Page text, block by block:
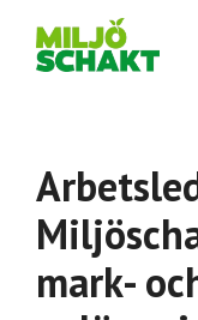
mark-